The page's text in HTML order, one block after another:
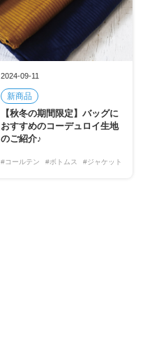
2024-09-11
新商品
【秋冬の期間限定】バッグに
おすすめのコーデュロイ生地
のご紹介♪
#コールテン #ボトムス #ジャケット